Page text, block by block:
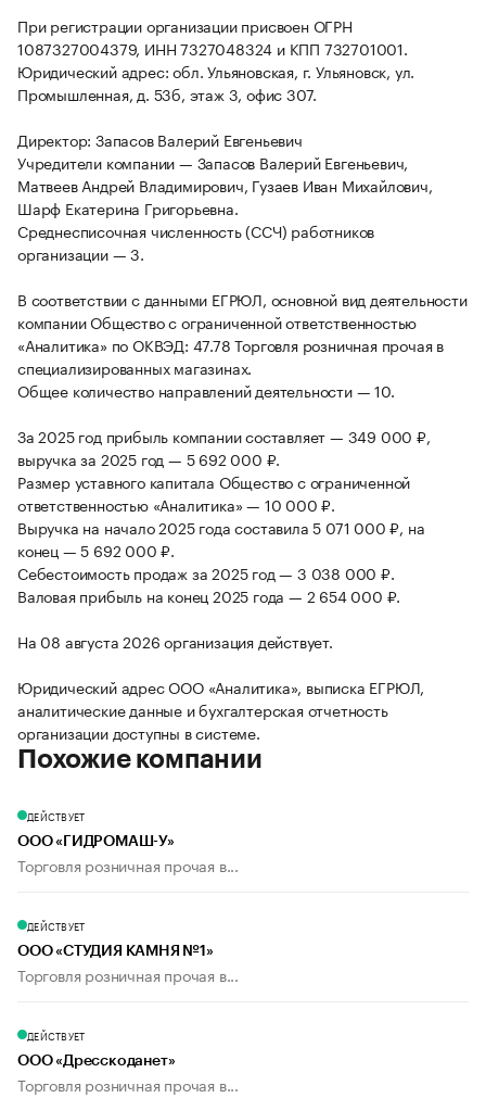
При регистрации организации присвоен ОГРН
1087327004379, ИНН 7327048324 и КПП 732701001.
Юридический адрес: обл. Ульяновская, г. Ульяновск, ул.
Промышленная, д. 53б, этаж 3, офис 307.
Директор: Запасов Валерий Евгеньевич
Учредители компании — Запасов Валерий Евгеньевич,
Матвеев Андрей Владимирович, Гузаев Иван Михайлович,
Шарф Екатерина Григорьевна.
Среднесписочная численность (ССЧ) работников
организации — 3.
В соответствии с данными ЕГРЮЛ, основной вид деятельности
компании Общество с ограниченной ответственностью
«Аналитика» по ОКВЭД: 47.78 Торговля розничная прочая в
специализированных магазинах.
Общее количество направлений деятельности — 10.
За 2025 год прибыль компании составляет — 349 000 ₽,
выручка за 2025 год — 5 692 000 ₽.
Размер уставного капитала Общество с ограниченной
ответственностью «Аналитика» — 10 000 ₽.
Выручка на начало 2025 года составила 5 071 000 ₽, на
конец — 5 692 000 ₽.
Себестоимость продаж за 2025 год — 3 038 000 ₽.
Валовая прибыль на конец 2025 года — 2 654 000 ₽.
На 08 августа 2026 организация действует.
Юридический адрес ООО «Аналитика», выписка ЕГРЮЛ,
аналитические данные и бухгалтерская отчетность
организации доступны в системе.
Похожие компании
ДЕЙСТВУЕТ
ООО «ГИДРОМАШ-У»
Торговля розничная прочая в...
ДЕЙСТВУЕТ
ООО «СТУДИЯ КАМНЯ №1»
Торговля розничная прочая в...
ДЕЙСТВУЕТ
ООО «Дресскоданет»
Торговля розничная прочая в...